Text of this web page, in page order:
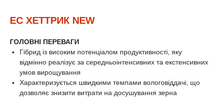
ЕС ХЕТТРИК NEW
ГОЛОВНІ ПЕРЕВАГИ
Гібрид із високим потенціалом продуктивності, яку
відмінно реалізує за середньоінтенсивних та екстенсивних
умов вирощування
Характеризується швидкими темпами вологовіддачі, що
дозволяє знизити витрати на досушування зерна